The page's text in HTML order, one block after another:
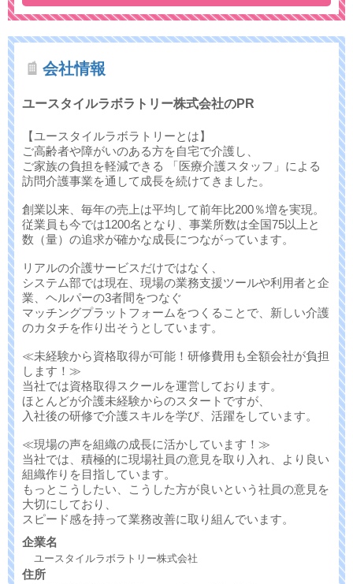
会社情報
ユースタイルラボラトリー株式会社のPR
【ユースタイルラボラトリーとは】
ご高齢者や障がいのある方を自宅で介護し、
ご家族の負担を軽減できる 「医療介護スタッフ」による
訪問介護事業を通して成長を続けてきました。
創業以来、毎年の売上は平均して前年比200％増を実現。
従業員も今では1200名となり、事業所数は全国75以上と
数（量）の追求が確かな成長につながっています。
リアルの介護サービスだけではなく、
システム部では現在、現場の業務支援ツールや利用者と企
業、ヘルパーの3者間をつなぐ
マッチングプラットフォームをつくることで、新しい介護
のカタチを作り出そうとしています。
≪未経験から資格取得が可能！研修費用も全額会社が負担
します！≫
当社では資格取得スクールを運営しております。
ほとんどが介護未経験からのスタートですが、
入社後の研修で介護スキルを学び、活躍をしています。
≪現場の声を組織の成長に活かしています！≫
当社では、積極的に現場社員の意見を取り入れ、より良い
組織作りを目指しています。
もっとこうしたい、こうした方が良いという社員の意見を
大切にしており、
スピード感を持って業務改善に取り組んでいます。
企業名
ユースタイルラボラトリー株式会社
住所